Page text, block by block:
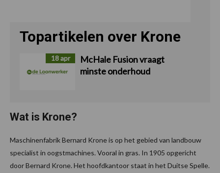
Topartikelen over Krone
18 apr
McHale Fusion vraagt
minste onderhoud
Wat is Krone?
Maschinenfabrik Bernard Krone is op het gebied van landbouw
specialist in oogstmachines. Vooral in gras. In 1905 opgericht
door Bernard Krone. Het hoofdkantoor staat in het Duitse Spelle.